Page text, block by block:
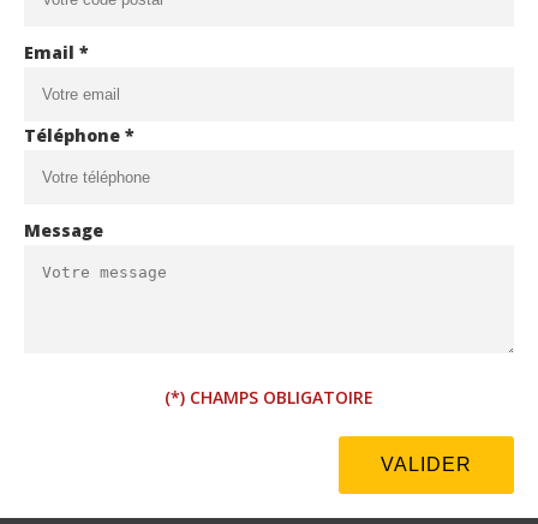
Email *
Téléphone *
Message
(*) CHAMPS OBLIGATOIRE